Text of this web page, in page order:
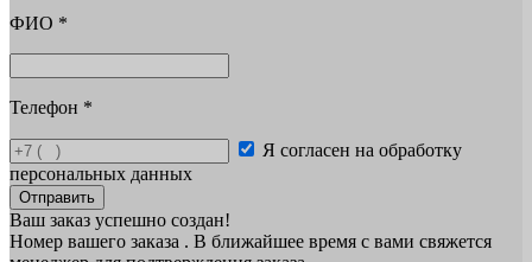
ФИО *
Телефон *
Я согласен на обработку
персональных данных
Отправить
Ваш заказ успешно создан!
Номер вашего заказа . В ближайшее время с вами свяжется